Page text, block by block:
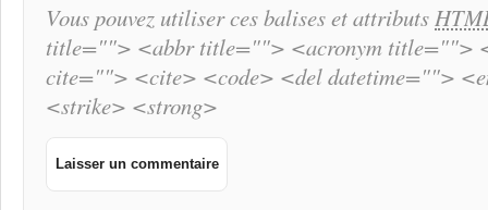
Vous pouvez utiliser ces balises et attributs
title=""> <abbr title=""> <acronym title="">
cite=""> <cite> <code> <del datetime="">
<strike> <strong>